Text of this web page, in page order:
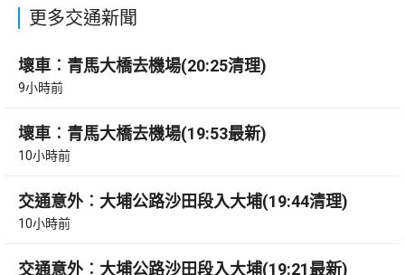
更多交通新聞
壞車︰青馬大橋去機場(20:25清理)
9小時前
壞車︰青馬大橋去機場(19:53最新)
10小時前
交通意外︰大埔公路沙田段入大埔(19:44清理)
10小時前
交通意外︰大埔公路沙田段入大埔(19:21最新)